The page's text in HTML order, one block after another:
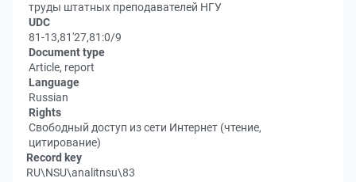
труды штатных преподавателей НГУ
UDC
81-13,81'27,81:0/9
Document type
Article, report
Language
Russian
Rights
Свободный доступ из сети Интернет (чтение,
цитирование)
Record key
RU\NSU\analitnsu\83